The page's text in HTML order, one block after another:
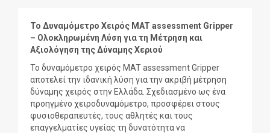
Το Δυναμόμετρο Χειρός MAT assessment Gripper
– Ολοκληρωμένη Λύση για τη Μέτρηση και
Αξιολόγηση της Δύναμης Χεριού
Το δυναμόμετρο χειρός MAT assessment Gripper
αποτελεί την ιδανική λύση για την ακριβή μέτρηση
δύναμης χειρός στην Ελλάδα. Σχεδιασμένο ως ένα
προηγμένο χειροδυναμόμετρο, προσφέρει στους
φυσιοθεραπευτές, τους αθλητές και τους
επαγγελματίες υγείας τη δυνατότητα να